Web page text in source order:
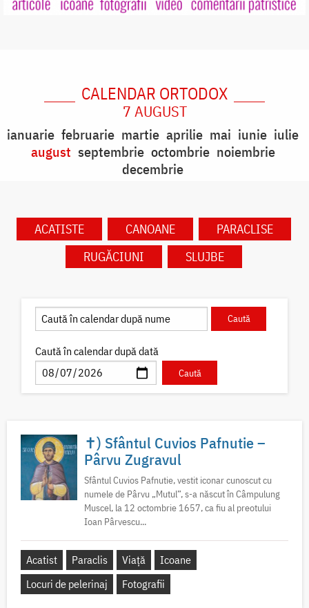
CALENDAR ORTODOX
7 AUGUST
ianuarie februarie martie aprilie mai iunie iulie
august septembrie octombrie noiembrie
decembrie
ACATISTE CANOANE
PARACLISE
RUGĂCIUNI
SLUJBE
Caută în calendar după dată
✝) Sfântul Cuvios Pafnutie –
Pârvu Zugravul
Sfântul Cuvios Pafnutie, vestit iconar cunoscut cu
numele de Pârvu „Mutul”, s-a născut în Câmpulung
Muscel, la 12 octombrie 1657, ca fiu al preotului
Ioan Pârvescu...
Acatist Paraclis Viață
Icoane
Locuri de pelerinaj
Fotografii